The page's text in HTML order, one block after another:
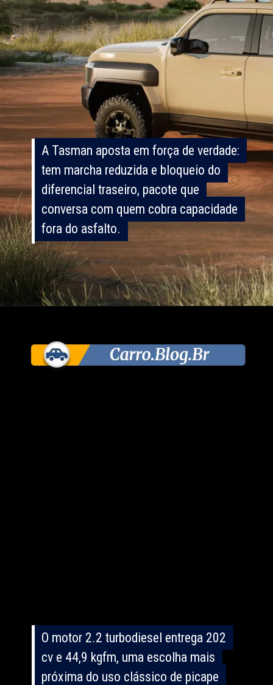
A Tasman aposta em força de verdade:
tem marcha reduzida e bloqueio do
diferencial traseiro, pacote que
conversa com quem cobra capacidade
fora do asfalto.
A Tasman aposta em força de verdade:
tem marcha reduzida e bloqueio do
diferencial traseiro, pacote que
conversa com quem cobra capacidade
fora do asfalto.
O motor 2.2 turbodiesel entrega 202
cv e 44,9 kgfm, uma escolha mais
próxima do uso clássico de picape
O motor 2.2 turbodiesel entrega 202
cv e 44,9 kgfm, uma escolha mais
próxima do uso clássico de picape